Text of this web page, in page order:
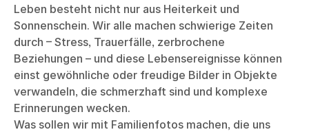
Leben besteht nicht nur aus Heiterkeit und
Sonnenschein. Wir alle machen schwierige Zeiten
durch – Stress, Trauerfälle, zerbrochene
Beziehungen – und diese Lebensereignisse können
einst gewöhnliche oder freudige Bilder in Objekte
verwandeln, die schmerzhaft sind und komplexe
Erinnerungen wecken.
Was sollen wir mit Familienfotos machen, die uns